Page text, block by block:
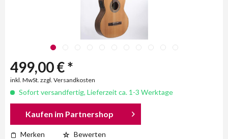
499,00 € *
inkl. MwSt. zzgl. Versandkosten
Sofort versandfertig, Lieferzeit ca. 1-3 Werktage
Kaufen im Partnershop
Merken Bewerten